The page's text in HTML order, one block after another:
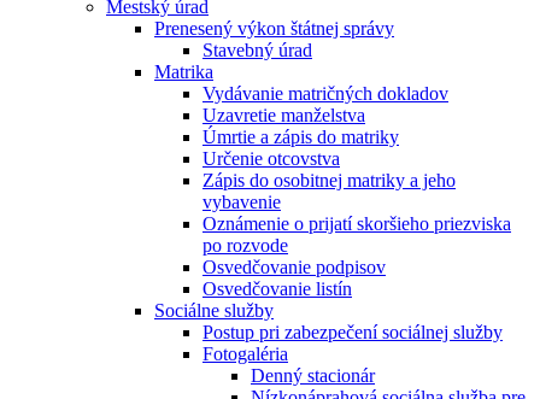
Mestský úrad
Prenesený výkon štátnej správy
Stavebný úrad
Matrika
Vydávanie matričných dokladov
Uzavretie manželstva
Úmrtie a zápis do matriky
Určenie otcovstva
Zápis do osobitnej matriky a jeho
vybavenie
Oznámenie o prijatí skoršieho priezviska
po rozvode
Osvedčovanie podpisov
Osvedčovanie listín
Sociálne služby
Postup pri zabezpečení sociálnej služby
Fotogaléria
Denný stacionár